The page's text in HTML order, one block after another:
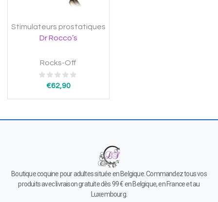
Stimulateurs prostatiques
Dr Rocco’s
Rocks-Off
€62,90
Boutique coquine pour adultes située en Belgique. Commandez tous vos
produits avec livraison gratuite dès 99 € en Belgique, en France et au
Luxembourg.